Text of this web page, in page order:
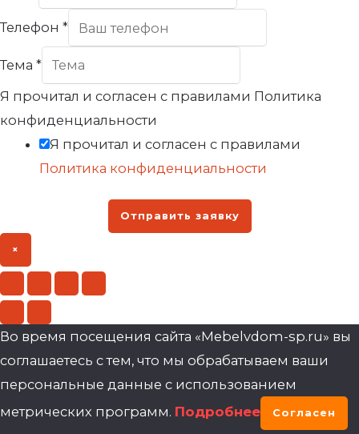
Телефон *
Тема *
Я прочитал и согласен с правилами Политика
конфиденциальности
Я прочитал и согласен с правилами
Политика конфиденциальности
Отправить заявку
×
Во время посещения сайта «Mebelvdom-sp.ru» вы
соглашаетесь с тем, что мы обрабатываем ваши
персональные данные с использованием
метрических программ. Подробнее Согласен